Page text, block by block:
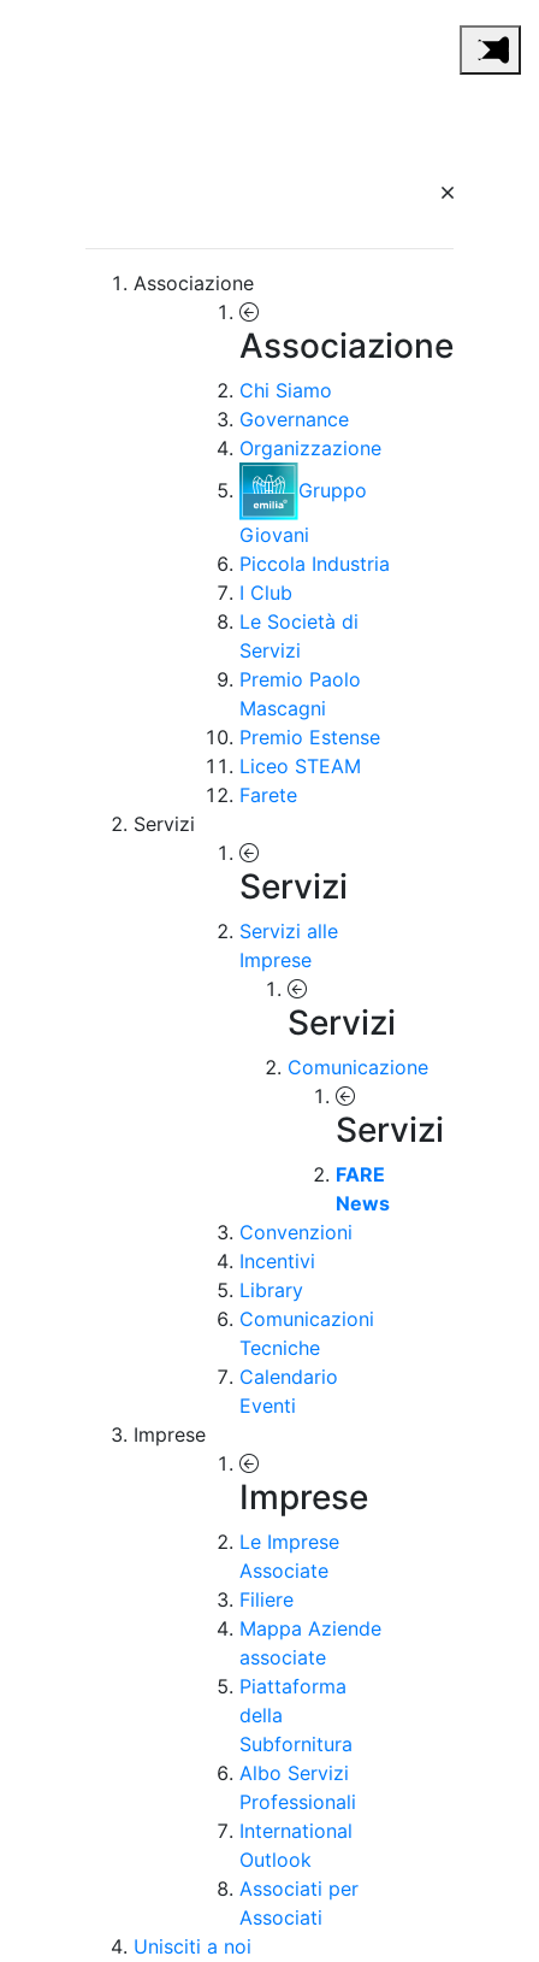
Associazione
Associazione
Chi Siamo
Governance
Organizzazione
Gruppo
Giovani
Piccola Industria
I Club
Le Società di
Servizi
Premio Paolo
Mascagni
Premio Estense
Liceo STEAM
Farete
Servizi
Servizi
Servizi alle
Imprese
Servizi
Comunicazione
Servizi
FARE
News
Convenzioni
Incentivi
Library
Comunicazioni
Tecniche
Calendario
Eventi
Imprese
Imprese
Le Imprese
Associate
Filiere
Mappa Aziende
associate
Piattaforma
della
Subfornitura
Albo Servizi
Professionali
International
Outlook
Associati per
Associati
Unisciti a noi